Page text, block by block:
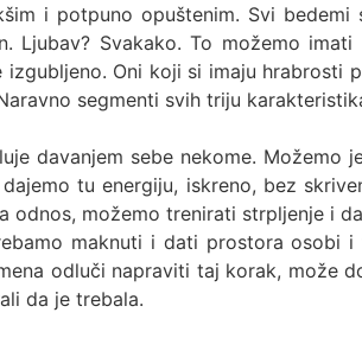
i potpuno opuštenim. Svi
Ljubav? Svakako. To možemo
izgubljeno. Oni koji si imaju hrabrosti
segmenti svih triju
davanjem sebe nekome.
dajemo tu energiju, iskreno, bez
odnos, možemo trenirati strpljenje i
maknuti i dati prostora osobi
odluči napraviti taj korak, može
da je trebala.